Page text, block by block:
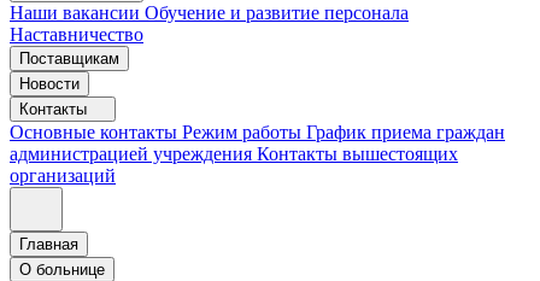
Наши вакансии Обучение и развитие персонала
Наставничество
Поставщикам
Новости
Контакты
Основные контакты Режим работы График приема граждан
администрацией учреждения Контакты вышестоящих
организаций
Главная
О больнице